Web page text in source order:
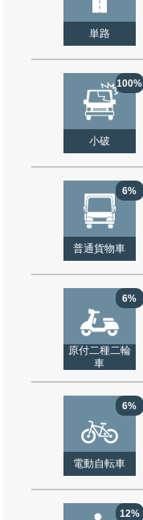
単路
100%
小破
6%
普通貨物車
6%
原付二種二輪
車
6%
電動自転車
12%